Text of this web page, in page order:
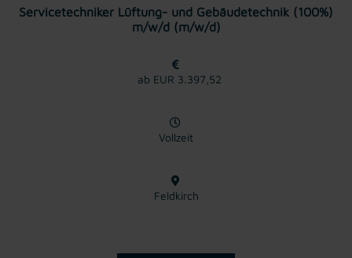
Servicetechniker Lüftung- und Gebäudetechnik (100%)
m/w/d (m/w/d)
ab EUR 3.397,52
Vollzeit
Feldkirch